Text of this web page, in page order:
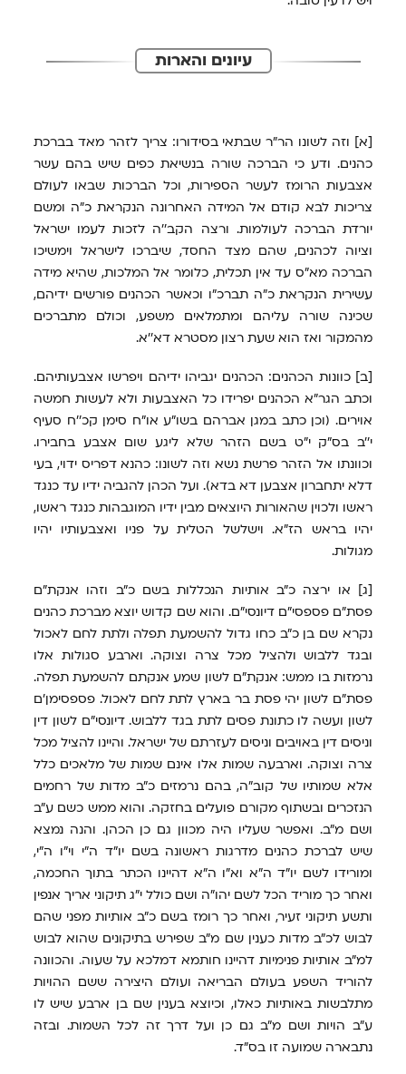
עיונים והארות
[א] וזה לשונו הר"ר שבתאי בסידורו: צריך לזהר מאד בברכת
כהנים. ודע כי הברכה שורה בנשיאת כפים שיש בהם עשר
אצבעות הרומז לעשר הספירות, וכל הברכות שבאו לעולם
צריכות לבא קודם אל המידה האחרונה הנקראת כ"ה ומשם
יורדת הברכה לעולמות. ורצה הקב''ה לזכות לעמו ישראל
וציוה לכהנים, שהם מצד החסד, שיברכו לישראל וימשיכו
הברכה מא"ס עד אין תכלית, כלומר אל המלכות, שהיא מידה
עשירית הנקראת כ"ה תברכ"ו וכאשר הכהנים פורשים ידיהם,
שכינה שורה עליהם ומתמלאים משפע, וכולם מתברכים
מהמקור ואז הוא שעת רצון מסטרא דא''א.
[ב] כוונות הכהנים: הכהנים יגביהו ידיהם ויפרשו אצבעותיהם.
וכתב הגר"א הכהנים יפרידו כל האצבעות ולא לעשות חמשה
אוירים. (וכן כתב במגן אברהם בשו"ע או"ח סימן קכ''ח סעיף
י''ב בס"ק י"ט בשם הזהר שלא ליגע שום אצבע בחבירו.
וכוונתו אל הזהר פרשת נשא וזה לשונו: כהנא דפריס ידוי, בעי
דלא יתחברון אצבען דא בדא). ועל הכהן להגביה ידיו עד כנגד
ראשו ולכוין שהאורות היוצאים מבין ידיו המוגבהות כנגד ראשו,
יהיו בראש הז"א. וישלשל הטלית על פניו ואצבעותיו יהיו
מגולות.
[ג] או ירצה כ"ב אותיות הנכללות בשם כ"ב וזהו אנקת"ם
פסת"ם פספסי"ם דיונסי"ם. והוא שם קדוש יוצא מברכת כהנים
נקרא שם בן כ"ב כחו גדול להשמעת תפלה ולתת לחם לאכול
ובגד ללבוש ולהציל מכל צרה וצוקה. וארבע סגולות אלו
נרמזות בו ממש: אנקת"ם לשון שמע אנקתם להשמעת תפלה.
פסת"ם לשון יהי פסת בר בארץ לתת לחם לאכול. פספסימן'ם
לשון ועשה לו כתונת פסים לתת בגד ללבוש. דיונסי"ם לשון דין
וניסים דין באויבים וניסים לעזרתם של ישראל. והיינו להציל מכל
צרה וצוקה. וארבעה שמות אלו אינם שמות של מלאכים כלל
אלא שמותיו של קוב"ה, בהם נרמזים כ"ב מדות של רחמים
הנזכרים ובשתוף מקורם פועלים בחזקה. והוא ממש כשם ע"ב
ושם מ"ב. ואפשר שעליו היה מכוון גם כן הכהן. והנה נמצא
שיש לברכת כהנים מדרגות ראשונה בשם יו"ד ה"י וי"ו ה"י,
ומורידו לשם יו"ד ה"א וא"ו ה"א דהיינו הכתר בתוך החכמה,
ואחר כך מוריד הכל לשם יהו"ה ושם כולל י"ג תיקוני אריך אנפין
ותשע תיקוני זעיר, ואחר כך רומז בשם כ"ב אותיות מפני שהם
לבוש לכ"ב מדות כענין שם מ"ב שפירש בתיקונים שהוא לבוש
למ"ב אותיות פנימיות דהיינו חותמא דמלכא על שעוה. והכוונה
להוריד השפע בעולם הבריאה ועולם היצירה ששם ההויות
מתלבשות באותיות כאלו, וכיוצא בענין שם בן ארבע שיש לו
ע"ב הויות ושם מ"ב גם כן ועל דרך זה לכל השמות. ובזה
נתבארה שמועה זו בס"ד.